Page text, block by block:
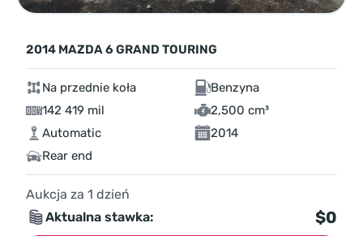
2014 MAZDA 6 GRAND TOURING
Na przednie koła
Benzyna
142 419 mil
2,500 cm³
Automatic
2014
Rear end
Aukcja za 1 dzień
Aktualna stawka:
$0